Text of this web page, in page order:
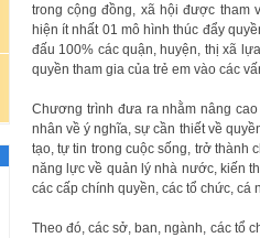
trong cộng đồng, xã hội được tham
hiện ít nhất 01 mô hình thúc đẩy
đấu 100% các quận, huyện, thị xã
quyền tham gia của trẻ em vào các
Chương trình đưa ra nhằm nâng
nhân về ý nghĩa, sự cần thiết về
tạo, tự tin trong cuộc sống, trở thành
năng lực về quản lý nhà nước, kiến
các cấp chính quyền, các tổ chức, cá
Theo đó, các sở, ban, ngành, các tổ